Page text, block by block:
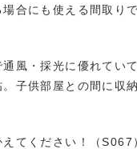
合にも使える間取りで
風・採光に優れてい
子供部屋との間に収
てください！（S067